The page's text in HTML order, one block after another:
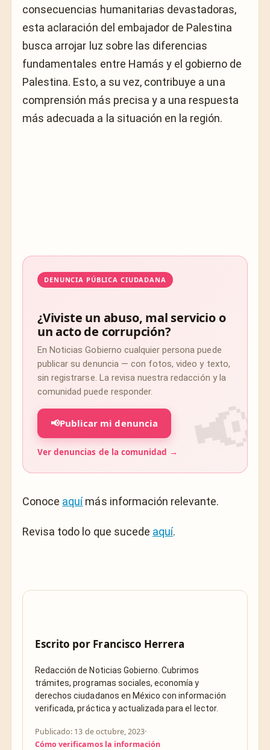
consecuencias humanitarias devastadoras,
esta aclaración del embajador de Palestina
busca arrojar luz sobre las diferencias
fundamentales entre Hamás y el gobierno de
Palestina. Esto, a su vez, contribuye a una
comprensión más precisa y a una respuesta
más adecuada a la situación en la región.
DENUNCIA PÚBLICA CIUDADANA
¿Viviste un abuso, mal servicio o
un acto de corrupción?
En Noticias Gobierno cualquier persona puede
publicar su denuncia — con fotos, video y texto,
sin registrarse. La revisa nuestra redacción y la
comunidad puede responder.
📢Publicar mi denuncia
Ver denuncias de la comunidad →
Conoce aquímás información relevante.
Revisa todo lo que sucede aquí.
Escrito por Francisco Herrera
Redacción de Noticias Gobierno. Cubrimos
trámites, programas sociales, economía y
derechos ciudadanos en México con información
verificada, práctica y actualizada para el lector.
Publicado: 13 de octubre, 2023·
Cómo verificamos la información